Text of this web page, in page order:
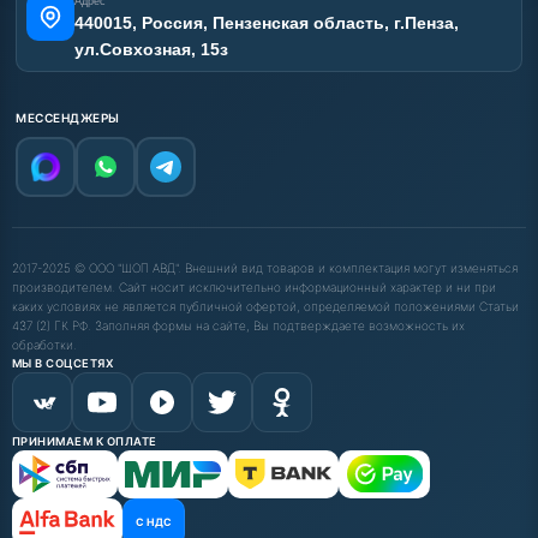
440015, Россия, Пензенская область, г.Пенза,
ул.Совхозная, 15з
МЕССЕНДЖЕРЫ
2017-2025 © ООО "ШОП АВД". Внешний вид товаров и комплектация могут изменяться
производителем. Сайт носит исключительно информационный характер и ни при
каких условиях не является публичной офертой, определяемой положениями Статьи
437 (2) ГК РФ. Заполняя формы на сайте, Вы подтверждаете возможность их
обработки.
МЫ В СОЦСЕТЯХ
ПРИНИМАЕМ К ОПЛАТЕ
С НДС